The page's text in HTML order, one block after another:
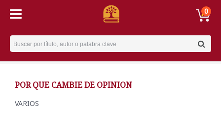
0
Username
POR QUE CAMBIE DE OPINION
VARIOS